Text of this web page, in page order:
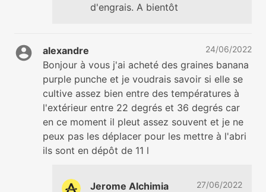
d'engrais. A bientôt
alexandre 24/06/2022
Bonjour à vous j'ai acheté des graines banana
purple punche et je voudrais savoir si elle se
cultive assez bien entre des températures à
l'extérieur entre 22 degrés et 36 degrés car
en ce moment il pleut assez souvent et je ne
peux pas les déplacer pour les mettre à l'abri
ils sont en dépôt de 11 l
Jerome Alchimia 27/06/2022